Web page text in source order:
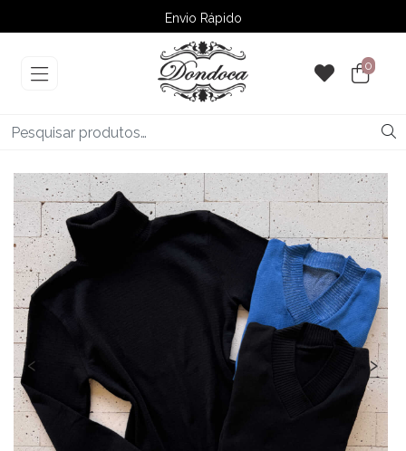
Envio Rápido
➚ Ofertas– Até 60% OFF
0
‹ ›